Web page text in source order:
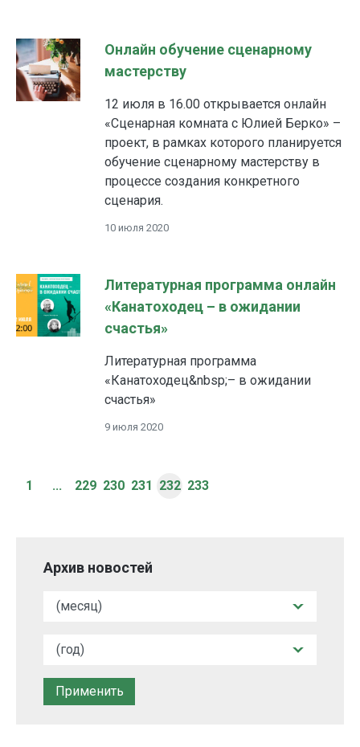
Онлайн обучение сценарному
мастерству
12 июля в 16.00 открывается онлайн
«Сценарная комната с Юлией Берко» –
проект, в рамках которого планируется
обучение сценарному мастерству в
процессе создания конкретного
сценария.
10 июля 2020
Литературная программа онлайн
«Канатоходец – в ожидании
счастья»
Литературная программа
«Канатоходец&nbsp;– в ожидании
счастья»
9 июля 2020
1 ... 229 230 231 232 233
Архив новостей